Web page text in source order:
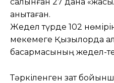
анықтаған.
Жедел түрде 102
мекемеге Қызылорда
басқармасының жедел-
Тәркіленген зат